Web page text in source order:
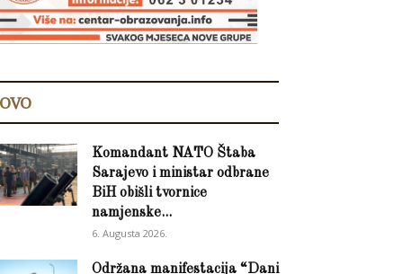
Komandant NATO Štaba
Sarajevo i ministar odbrane
BiH obišli tvornice
namjenske...
6. Augusta 2026.
Održana manifestacija “Dani